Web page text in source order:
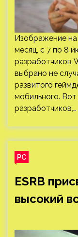
Изображение на
месяц, с 7 по 8
разработчиков
выбрано не
развитого
мобильного. Вот
разработчиков,…
PC
ESRB
высокий